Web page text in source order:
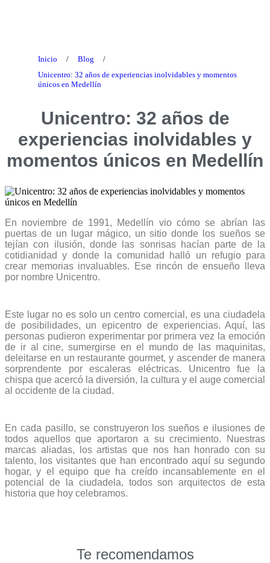
Inicio / Blog
/
Unicentro: 32 años de experiencias inolvidables y momentos
únicos en Medellín
Unicentro: 32 años de
experiencias inolvidables y
momentos únicos en Medellín
En noviembre de 1991, Medellín vio cómo se abrían las
puertas de un lugar mágico, un sitio donde los sueños se
tejían con ilusión, donde las sonrisas hacían parte de la
cotidianidad y donde la comunidad halló un refugio para
crear memorias invaluables. Ese rincón de ensueño lleva
por nombre Unicentro.
Este lugar no es solo un centro comercial, es una ciudadela
de posibilidades, un epicentro de experiencias. Aquí, las
personas pudieron experimentar por primera vez la emoción
de ir al cine, sumergirse en el mundo de las maquinitas,
deleitarse en un restaurante gourmet, y ascender de manera
sorprendente por escaleras eléctricas. Unicentro fue la
chispa que acercó la diversión, la cultura y el auge comercial
al occidente de la ciudad.
En cada pasillo, se construyeron los sueños e ilusiones de
todos aquellos que aportaron a su crecimiento. Nuestras
marcas aliadas, los artistas que nos han honrado con su
talento, los visitantes que han encontrado aquí su segundo
hogar, y el equipo que ha creído incansablemente en el
potencial de la ciudadela, todos son arquitectos de esta
historia que hoy celebramos.
Te recomendamos